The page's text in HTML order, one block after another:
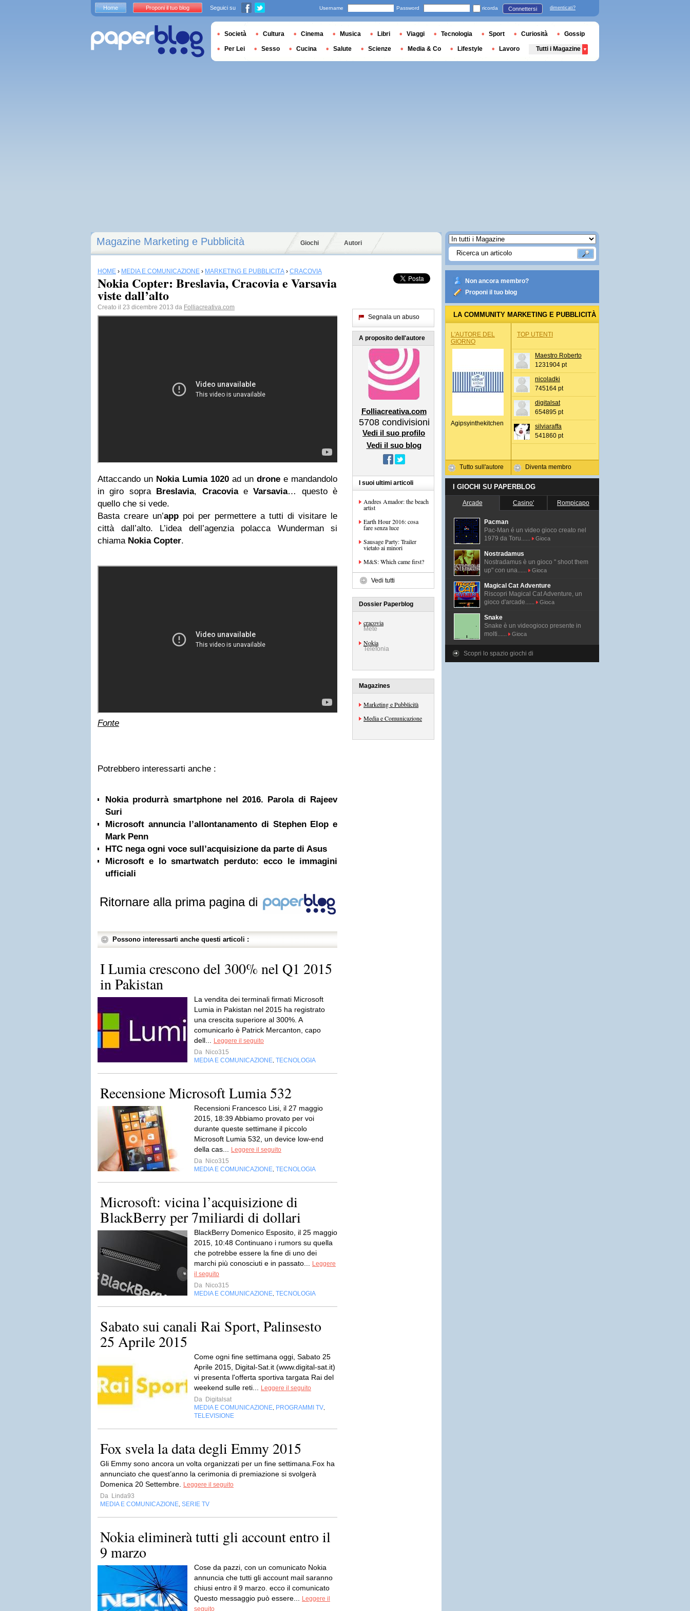
Magazine Marketing e Pubblicità Giochi Autori
HOME › MEDIA E COMUNICAZIONE › MARKETING E PUBBLICITÀ › CRACOVIA
Nokia Copter: Breslavia, Cracovia e Varsavia
viste dall’alto
Creato il 23 dicembre 2013 da Folliacreativa.com
Attaccando un Nokia Lumia 1020 ad un drone e mandandolo
in giro sopra Breslavia, CracoviaeVarsavia… questo è
quello che si vede.
Basta creare un’app poi per permettere a tutti di visitare le
città dall’alto. L’idea dell’agenzia polacca Wunderman si
chiama NokiaCopter.
Fonte
Potrebbero interessarti anche :
Nokia produrrà smartphone nel 2016. Parola di Rajeev
Suri
Microsoft annuncia l’allontanamento di Stephen Elop e
Mark Penn
HTC nega ogni voce sull’acquisizione da parte di Asus
Microsoft e lo smartwatch perduto: ecco le immagini
ufficiali
Ritornare alla prima pagina di
Possono interessarti anche questi articoli :
I Lumia crescono del 300% nel Q1 2015
in Pakistan
La vendita dei terminali firmati Microsoft
Lumia in Pakistan nel 2015 ha registrato
una crescita superiore al 300%. A
comunicarlo è Patrick Mercanton, capo
dell...
Leggere il seguito
Da Nico315
MEDIA E COMUNICAZIONE TECNOLOGIA
Recensione Microsoft Lumia 532
Recensioni Francesco Lisi, il 27 maggio
2015, 18:39 Abbiamo provato per voi
durante queste settimane il piccolo
Microsoft Lumia 532, un device low-end
della cas...
Leggere il seguito
Da Nico315
MEDIA E COMUNICAZIONE TECNOLOGIA
Microsoft: vicina l’acquisizione di
BlackBerry per 7miliardi di dollari
BlackBerry Domenico Esposito, il 25 maggio
2015, 10:48 Continuano i rumors su quella
che potrebbe essere la fine di uno dei
marchi più conosciuti e in passato...
Leggere
il seguito
Da Nico315
MEDIA E COMUNICAZIONE TECNOLOGIA
Sabato sui canali Rai Sport, Palinsesto
25 Aprile 2015
Come ogni fine settimana oggi, Sabato 25
Aprile 2015, Digital-Sat.it (www.digital-sat.it)
vi presenta l'offerta sportiva targata Rai del
weekend sulle reti...
Leggere il seguito
Da Digitalsat
MEDIA E COMUNICAZIONE PROGRAMMI TV
TELEVISIONE
Fox svela la data degli Emmy 2015
Gli Emmy sono ancora un volta organizzati per un fine settimana.Fox ha
annunciato che quest’anno la cerimonia di premiazione si svolgerà
Domenica 20 Settembre.
Leggere il seguito
Da Linda93
MEDIA E COMUNICAZIONE SERIE TV
Nokia eliminerà tutti gli account entro il
9 marzo
Cose da pazzi, con un comunicato Nokia
annuncia che tutti gli account mail saranno
chiusi entro il 9 marzo. ecco il comunicato
Questo messaggio può essere...
Leggere il
seguito
Segnala un abuso
A proposito dell'autore
Folliacreativa.com
5708 condivisioni
Vedi il suo profilo
Vedi il suo blog
I suoi ultimi articoli
Andres Amador: the beach
artist
Earth Hour 2016: cosa
fare senza luce
Sausage Party: Trailer
vietato ai minori
M&S: Which came first?
Vedi tutti
Dossier Paperblog
cracovia
Mete
Nokia
Telefonia
Magazines
Marketing e Pubblicità
Media e Comunicazione
Non ancora membro?
Proponi il tuo blog
LA COMMUNITY MARKETING E PUBBLICITÀ
L'AUTORE DEL
GIORNO
Agipsyinthekitchen
Tutto sull'autore
TOP UTENTI
Maestro Roberto
1231904 pt
nicoladki
745164 pt
digitalsat
654895 pt
silviaraffa
541860 pt
Diventa membro
I GIOCHI SU PAPERBLOG
Arcade Casino' Rompicapo
Pacman
Pac-Man é un video gioco creato nel
1979 da Toru......
Gioca
Nostradamus
Nostradamus è un gioco " shoot them
up" con una......
Gioca
Magical Cat Adventure
Riscopri Magical Cat Adventure, un
gioco d'arcade......
Gioca
Snake
Snake è un videogioco presente in
molti......
Gioca
Scopri lo spazio giochi di
Home Proponi il tuo blog Seguici su Username Password ricorda Connettersi dimenticati?
Società Cultura Cinema Musica Libri Viaggi Tecnologia Sport Curiosità Gossip
Per Lei Sesso Cucina Salute Scienze Media & Co Lifestyle Lavoro Tutti i Magazine